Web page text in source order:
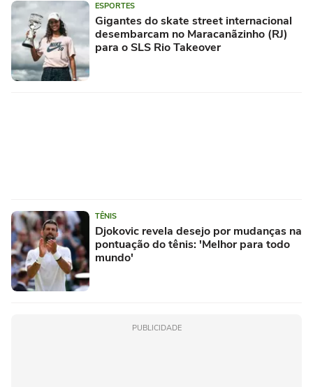
ESPORTES
Gigantes do skate street internacional
desembarcam no Maracanãzinho (RJ)
para o SLS Rio Takeover
TÊNIS
Djokovic revela desejo por mudanças na
pontuação do tênis: 'Melhor para todo
mundo'
PUBLICIDADE